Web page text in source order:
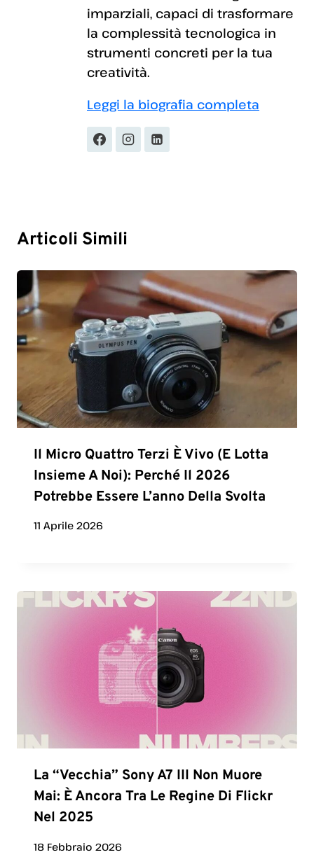
imparziali, capaci di trasformare
la complessità tecnologica in
strumenti concreti per la tua
creatività.
Leggi la biografia completa
Articoli Simili
Il Micro Quattro Terzi È Vivo (e Lotta
Insieme A Noi): Perché Il 2026
Potrebbe Essere L’anno Della Svolta
11 Aprile 2026
La “vecchia” Sony A7 III Non Muore
Mai: È Ancora Tra Le Regine Di Flickr
Nel 2025
18 Febbraio 2026